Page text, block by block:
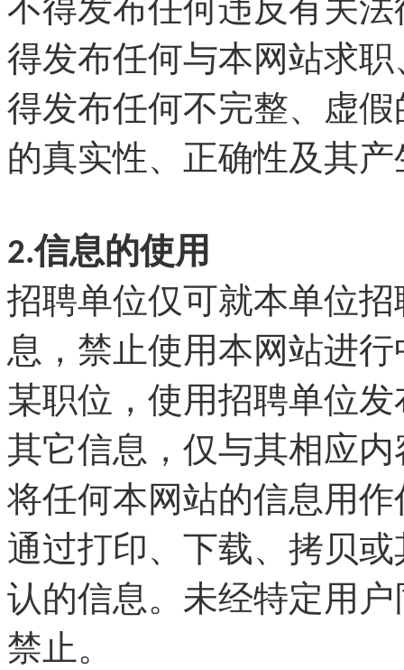
不得发布任何违反有关
得发布任何与本网站求
得发布任何不完整、虚
的真实性、正确性及其
2.信息的使用
招聘单位仅可就本单位
息，禁止使用本网站进
某职位，使用招聘单位
其它信息，仅与其相应
将任何本网站的信息用
通过打印、下载、拷贝
认的信息。未经特定用
禁止。